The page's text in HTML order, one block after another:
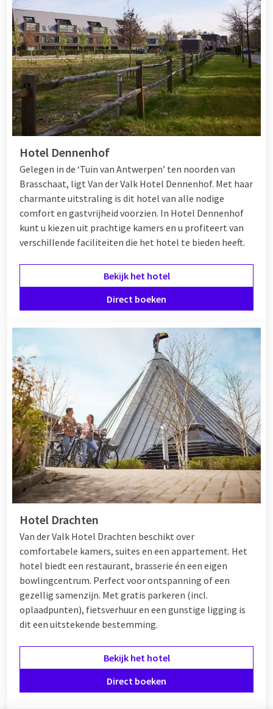
Hotel Dennenhof
Gelegen in de ‘Tuin van Antwerpen’ ten noorden van
Brasschaat, ligt Van der Valk Hotel Dennenhof. Met haar
charmante uitstraling is dit hotel van alle nodige
comfort en gastvrijheid voorzien. In Hotel Dennenhof
kunt u kiezen uit prachtige kamers en u profiteert van
verschillende faciliteiten die het hotel te bieden heeft.
Bekijk het hotel
Direct boeken
Hotel Drachten
Van der Valk Hotel Drachten beschikt over
comfortabele kamers, suites en een appartement. Het
hotel biedt een restaurant, brasserie én een eigen
bowlingcentrum. Perfect voor ontspanning of een
gezellig samenzijn. Met gratis parkeren (incl.
oplaadpunten), fietsverhuur en een gunstige ligging is
dit een uitstekende bestemming.
Bekijk het hotel
Direct boeken